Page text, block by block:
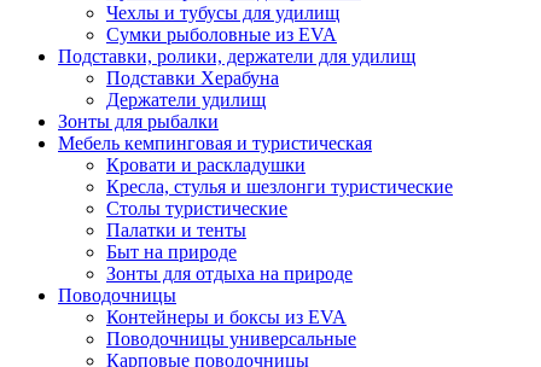
Чехлы и тубусы для удилищ
Сумки рыболовные из EVA
Подставки, ролики, держатели для удилищ
Подставки Херабуна
Держатели удилищ
Зонты для рыбалки
Мебель кемпинговая и туристическая
Кровати и раскладушки
Кресла, стулья и шезлонги туристические
Столы туристические
Палатки и тенты
Быт на природе
Зонты для отдыха на природе
Поводочницы
Контейнеры и боксы из EVA
Поводочницы универсальные
Карповые поводочницы